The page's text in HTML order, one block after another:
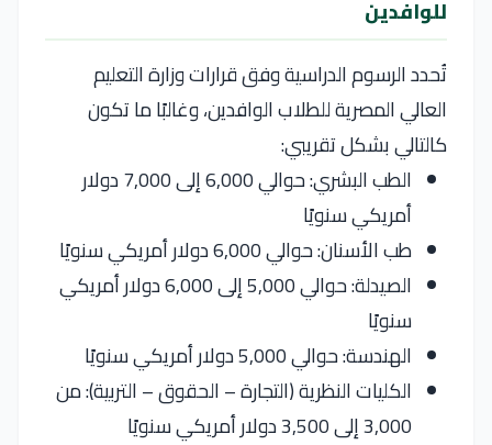
للوافدين
تُحدد الرسوم الدراسية وفق قرارات وزارة التعليم
العالي المصرية للطلاب الوافدين، وغالبًا ما تكون
كالتالي بشكل تقريبي:
الطب البشري: حوالي 6,000 إلى 7,000 دولار
أمريكي سنويًا
طب الأسنان: حوالي 6,000 دولار أمريكي سنويًا
الصيدلة: حوالي 5,000 إلى 6,000 دولار أمريكي
سنويًا
الهندسة: حوالي 5,000 دولار أمريكي سنويًا
الكليات النظرية (التجارة – الحقوق – التربية): من
3,000 إلى 3,500 دولار أمريكي سنويًا